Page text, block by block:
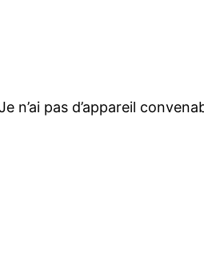
pas d’appareil